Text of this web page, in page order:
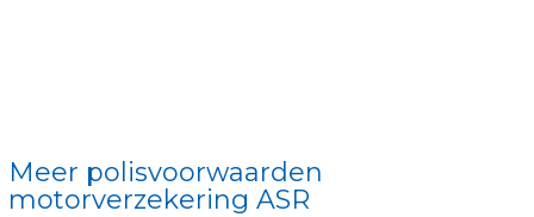
Meer polisvoorwaarden
motorverzekering ASR